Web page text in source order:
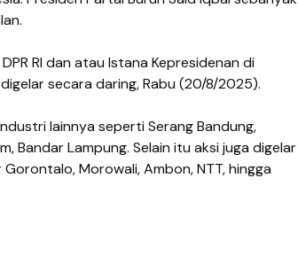
RI dan atau Istana Kepresidenan di
secara daring, Rabu (20/8/2025).
lainnya seperti Serang Bandung,
Bandar Lampung. Selain itu aksi juga digelar
Morowali, Ambon, NTT, hingga